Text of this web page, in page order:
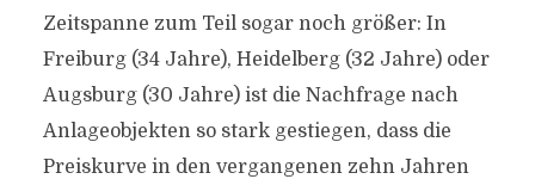
Zeitspanne zum Teil sogar noch größer: In
Freiburg (34 Jahre), Heidelberg (32 Jahre) oder
Augsburg (30 Jahre) ist die Nachfrage nach
Anlageobjekten so stark gestiegen, dass die
Preiskurve in den vergangenen zehn Jahren